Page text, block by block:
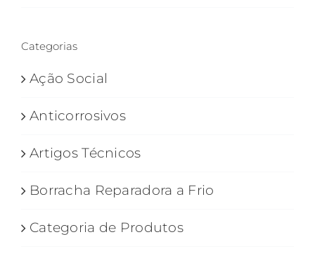
Categorias
Ação Social
Anticorrosivos
Artigos Técnicos
Borracha Reparadora a Frio
Categoria de Produtos